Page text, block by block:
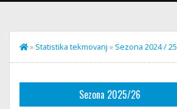
» Statistika tekmovanj » Sezona 2024 / 25
Sezona 2025/26